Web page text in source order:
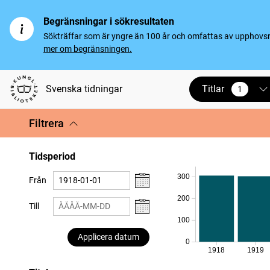
Begränsningar i sökresultaten
Sökträffar som är yngre än 100 år och omfattas av
mer om begränsningen.
Svenska tidningar Titlar 1
vald
Filtrera
Tidsperiod
Från
Till
Applicera datum
0
100
200
300
1918 1919